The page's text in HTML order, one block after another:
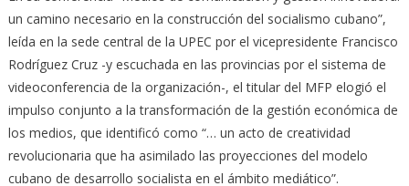
un camino necesario en la construcción del socialismo cubano”,
leída en la sede central de la UPEC por el vicepresidente Francisco
Rodríguez Cruz -y escuchada en las provincias por el sistema de
videoconferencia de la organización-, el titular del MFP elogió el
impulso conjunto a la transformación de la gestión económica de
los medios, que identificó como “… un acto de creatividad
revolucionaria que ha asimilado las proyecciones del modelo
cubano de desarrollo socialista en el ámbito mediático”.